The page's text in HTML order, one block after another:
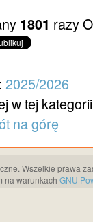
1801 razy
2025/2026
w tej
na górę
Wszelkie prawa
na warunkach GNU